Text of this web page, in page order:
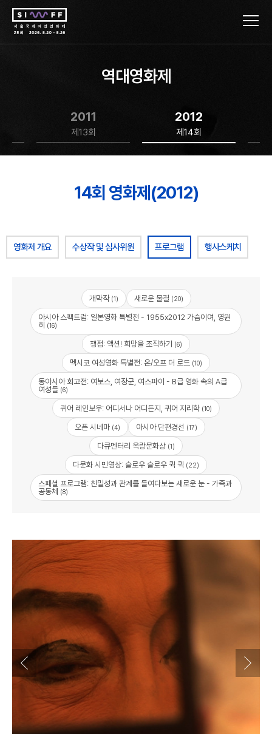
역대영화제
2011
제13회
2012
제14회
14회 영화제(2012)
영화제 개요 수상작 및 심사위원 프로그램 행사스케치
개막작(1) 새로운 물결 (20)
아시아 스펙트럼: 일본영화 특별전 - 1955x2012 가슴이여, 영원
히 (16)
쟁점: 액션! 희망을 조직하기 (6)
멕시코 여성영화 특별전: 온/오프 더 로드 (10)
동아시아 회고전: 여보스, 여장군, 여스파이 - B급 영화 속의 A급
여성들 (6)
퀴어 레인보우: 어디서나 어디든지, 퀴어 지리학 (10)
오픈 시네마 (4) 아시아 단편경선 (17)
다큐멘터리 옥랑문화상 (1)
다문화 시민영상: 슬로우 슬로우 퀵 퀵 (22)
스페셜 프로그램: 친밀성과 관계를 들여다보는 새로운 눈 - 가족과
공동체 (8)